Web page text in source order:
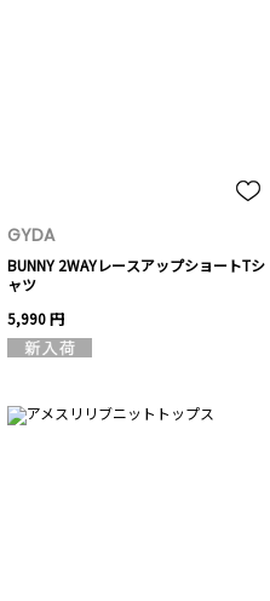
GYDA
BUNNY 2WAYレースアップショートTシ
ャツ
5,990 円